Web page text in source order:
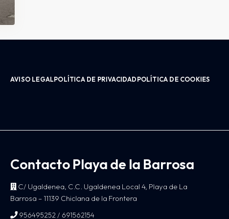
AVISO LEGALPOLÍTICA DE PRIVACIDADPOLÍTICA DE COOKIES
Contacto Playa de la Barrosa
C/ Ugaldenea, C.C. Ugaldenea Local 4, Playa de La
Barrosa – 11139 Chiclana de la Frontera
956495252 / 691562154